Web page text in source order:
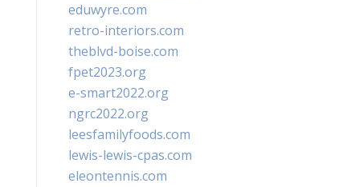
eduwyre.com
retro-interiors.com
theblvd-boise.com
fpet2023.org
e-smart2022.org
ngrc2022.org
leesfamilyfoods.com
lewis-lewis-cpas.com
eleontennis.com